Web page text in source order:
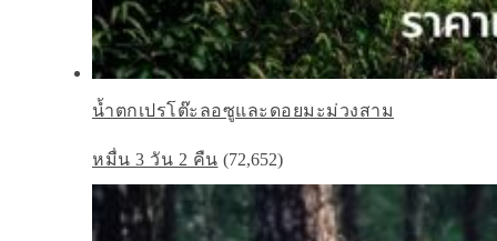
น้ำตกเปรโต๊ะลอซูและดอยมะม่วงสาม
หมื่น 3 วัน 2 คืน (72,652)